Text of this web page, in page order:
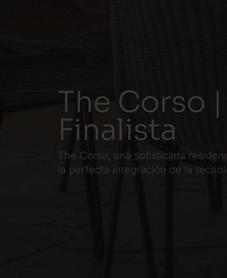
The Corso
Finalista
The Corso, una sofisticada
la perfecta integración de la